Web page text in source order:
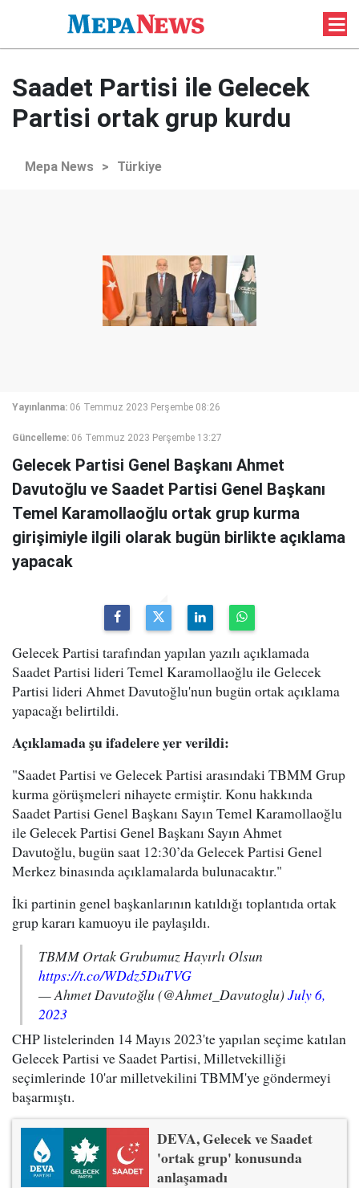
Saadet Partisi ile Gelecek
Partisi ortak grup kurdu
Mepa News > Türkiye
Yayınlanma: 06 Temmuz 2023 Perşembe 08:26
Güncelleme: 06 Temmuz 2023 Perşembe 13:27
Gelecek Partisi Genel Başkanı Ahmet
Davutoğlu ve Saadet Partisi Genel Başkanı
Temel Karamollaoğlu ortak grup kurma
girişimiyle ilgili olarak bugün birlikte açıklama
yapacak
Gelecek Partisi tarafından yapılan yazılı açıklamada
Saadet Partisi lideri Temel Karamollaoğlu ile Gelecek
Partisi lideri Ahmet Davutoğlu'nun bugün ortak açıklama
yapacağı belirtildi.
Açıklamada şu ifadelere yer verildi:
"Saadet Partisi ve Gelecek Partisi arasındaki TBMM Grup
kurma görüşmeleri nihayete ermiştir. Konu hakkında
Saadet Partisi Genel Başkanı Sayın Temel Karamollaoğlu
ile Gelecek Partisi Genel Başkanı Sayın Ahmet
Davutoğlu, bugün saat 12:30’da Gelecek Partisi Genel
Merkez binasında açıklamalarda bulunacaktır."
İki partinin genel başkanlarının katıldığı toplantıda ortak
grup kararı kamuoyu ile paylaşıldı.
TBMM Ortak Grubumuz Hayırlı Olsun
https://t.co/WDdz5DuTVG
— Ahmet Davutoğlu (@Ahmet_Davutoglu) July 6,
2023
CHP listelerinden 14 Mayıs 2023'te yapılan seçime katılan
Gelecek Partisi ve Saadet Partisi, Milletvekilliği
seçimlerinde 10'ar milletvekilini TBMM'ye göndermeyi
başarmıştı.
DEVA, Gelecek ve Saadet
'ortak grup' konusunda
anlaşamadı